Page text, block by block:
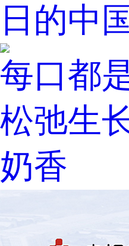
日的中
每口都
松弛生
奶香